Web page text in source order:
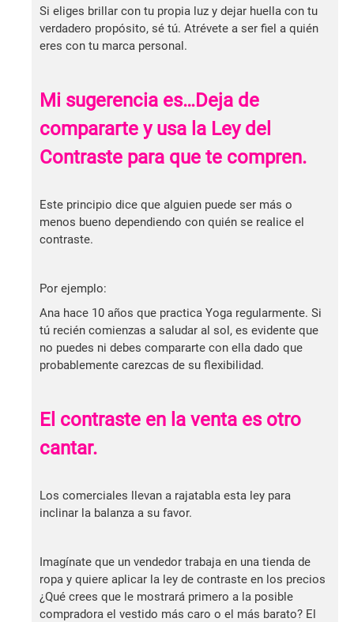
Si eliges brillar con tu propia luz y dejar huella con tu
verdadero propósito, sé tú. Atrévete a ser fiel a quién
eres con tu marca personal.
Mi sugerencia es…Deja de
compararte y usa la Ley del
Contraste para que te compren.
Este principio dice que alguien puede ser más o
menos bueno dependiendo con quién se realice el
contraste.
Por ejemplo:
Ana hace 10 años que practica Yoga regularmente. Si
tú recién comienzas a saludar al sol, es evidente que
no puedes ni debes compararte con ella dado que
probablemente carezcas de su flexibilidad.
El contraste en la venta es otro
cantar.
Los comerciales llevan a rajatabla esta ley para
inclinar la balanza a su favor.
Imagínate que un vendedor trabaja en una tienda de
ropa y quiere aplicar la ley de contraste en los precios
¿Qué crees que le mostrará primero a la posible
compradora el vestido más caro o el más barato? El